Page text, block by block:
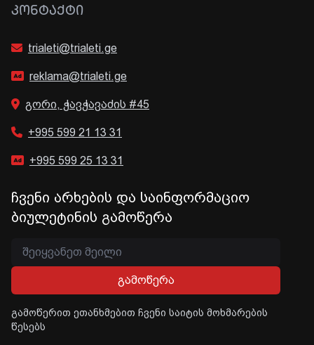
ᲙᲝᲜᲢᲐᲥᲢᲘ
trialeti@trialeti.ge
reklama@trialeti.ge
გორი, ჭავჭავაძის #45
+995 599 21 13 31
+995 599 25 13 31
ჩვენი არხების და საინფორმაციო
ბიულეტინის გამოწერა
გამოწერა
გამოწერით ეთანხმებით ჩვენი საიტის მოხმარების
წესებს